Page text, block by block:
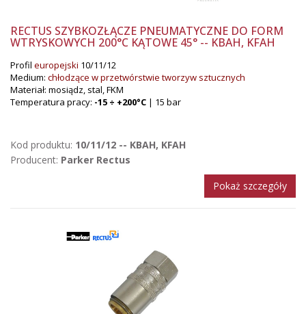
RECTUS SZYBKOZŁĄCZE PNEUMATYCZNE DO FORM
WTRYSKOWYCH 200°C KĄTOWE 45° -- KBAH, KFAH
Profil europejski 10/11/12
Medium: chłodzące w przetwórstwie tworzyw sztucznych
Materiał: mosiądz, stal, FKM
Temperatura pracy: -15 ÷ +200°C | 15 bar
Kod produktu: 10/11/12 -- KBAH, KFAH
Producent: Parker Rectus
Pokaż szczegóły